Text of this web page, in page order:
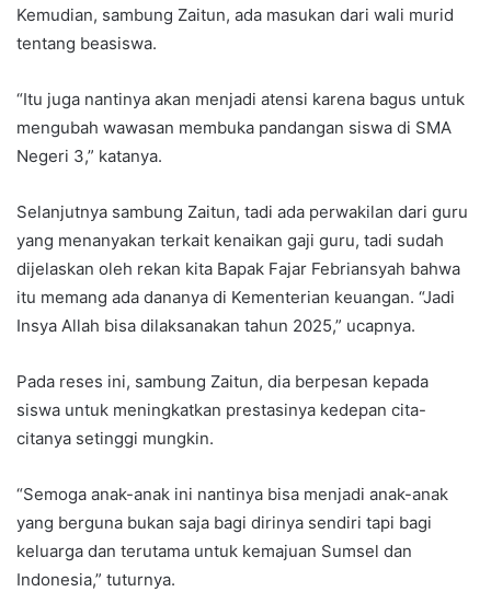
Kemudian, sambung Zaitun, ada masukan dari wali murid
tentang beasiswa.
“Itu juga nantinya akan menjadi atensi karena bagus untuk
mengubah wawasan membuka pandangan siswa di SMA
Negeri 3,” katanya.
Selanjutnya sambung Zaitun, tadi ada perwakilan dari guru
yang menanyakan terkait kenaikan gaji guru, tadi sudah
dijelaskan oleh rekan kita Bapak Fajar Febriansyah bahwa
itu memang ada dananya di Kementerian keuangan. “Jadi
Insya Allah bisa dilaksanakan tahun 2025,” ucapnya.
Pada reses ini, sambung Zaitun, dia berpesan kepada
siswa untuk meningkatkan prestasinya kedepan cita-
citanya setinggi mungkin.
“Semoga anak-anak ini nantinya bisa menjadi anak-anak
yang berguna bukan saja bagi dirinya sendiri tapi bagi
keluarga dan terutama untuk kemajuan Sumsel dan
Indonesia,” tuturnya.